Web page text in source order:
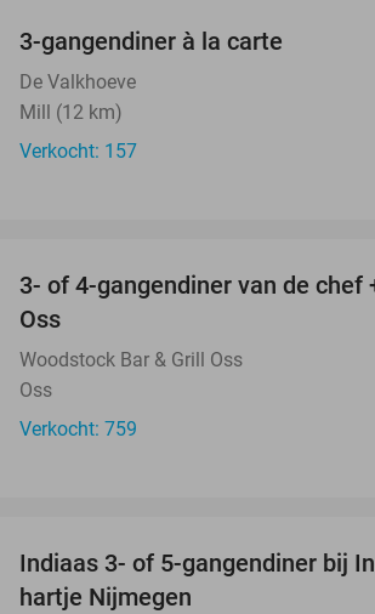
3-gangendiner à la carte
De Valkhoeve
Mill (12 km)
Verkocht: 157
3- of 4-gangendiner van de chef
Oss
Woodstock Bar & Grill Oss
Oss
Verkocht: 759
Indiaas 3- of 5-gangendiner bij
hartje Nijmegen